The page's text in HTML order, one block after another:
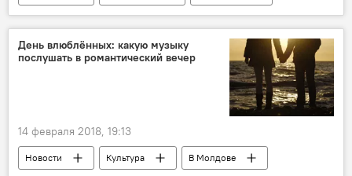
Республика Молдова
проект
новый праздник
День влюблённых: какую музыку
послушать в романтический вечер
14 февраля 2018, 19:13
Новости Культура
В Молдове